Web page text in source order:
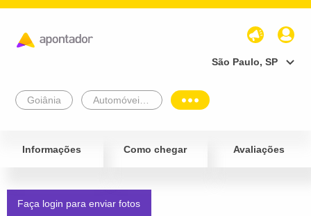
São Paulo, SP
Goiânia
Informações Como chegar Avaliações
Faça login para enviar fotos